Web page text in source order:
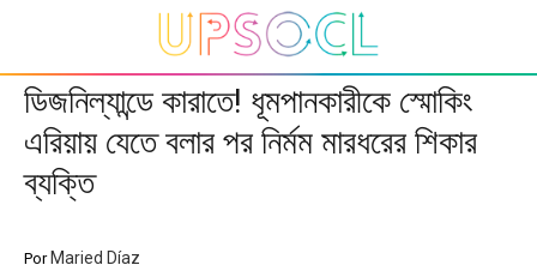
ডিজনিল্যান্ডে কারাতে! ধূমপানকারীকে স্মোকিং
এরিয়ায় যেতে বলার পর নির্মম মারধরের শিকার
ব্যক্তি
Por Maried Díaz